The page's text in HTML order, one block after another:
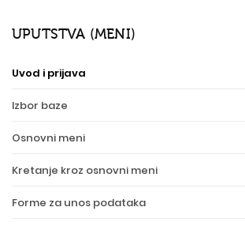
UPUTSTVA (MENI)
Uvod i prijava
Izbor baze
Osnovni meni
Kretanje kroz osnovni meni
Forme za unos podataka